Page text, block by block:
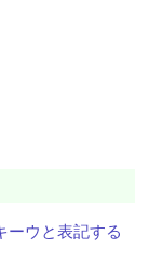
ーウと表記する